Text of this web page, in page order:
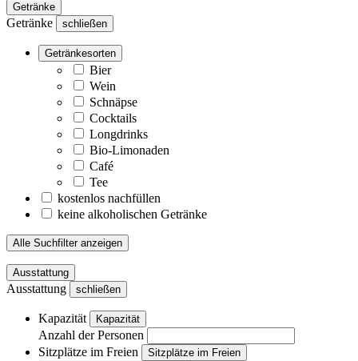
Getränke
Getränke schließen
Getränkesorten
Bier
Wein
Schnäpse
Cocktails
Longdrinks
Bio-Limonaden
Café
Tee
kostenlos nachfüllen
keine alkoholischen Getränke
Alle Suchfilter anzeigen
Ausstattung
Ausstattung schließen
Kapazität Kapazität
Anzahl der Personen
Sitzplätze im Freien
Sitzplätze im Freien